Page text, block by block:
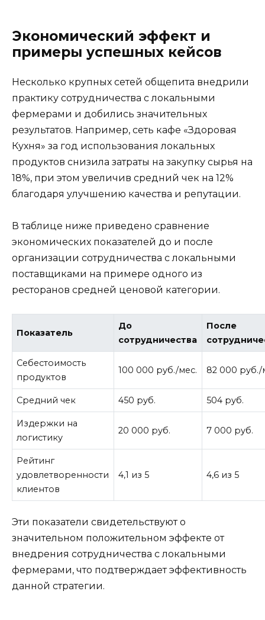
Экономический эффект и
примеры успешных кейсов
Несколько крупных сетей общепита внедрили
практику сотрудничества с локальными
фермерами и добились значительных
результатов. Например, сеть кафе «Здоровая
Кухня» за год использования локальных
продуктов снизила затраты на закупку сырья на
18%, при этом увеличив средний чек на 12%
благодаря улучшению качества и репутации.
В таблице ниже приведено сравнение
экономических показателей до и после
организации сотрудничества с локальными
поставщиками на примере одного из
ресторанов средней ценовой категории.
Показатель
До
сотрудничества
После
Себестоимость
продуктов
100 000 руб./мес. 82 000 руб./
Средний чек 450 руб. 504 руб.
Издержки на
логистику
20 000 руб. 7 000 руб.
Рейтинг
удовлетворенности
клиентов
4,1 из 5 4,6 из 5
Эти показатели свидетельствуют о
значительном положительном эффекте от
внедрения сотрудничества с локальными
фермерами, что подтверждает эффективность
данной стратегии.